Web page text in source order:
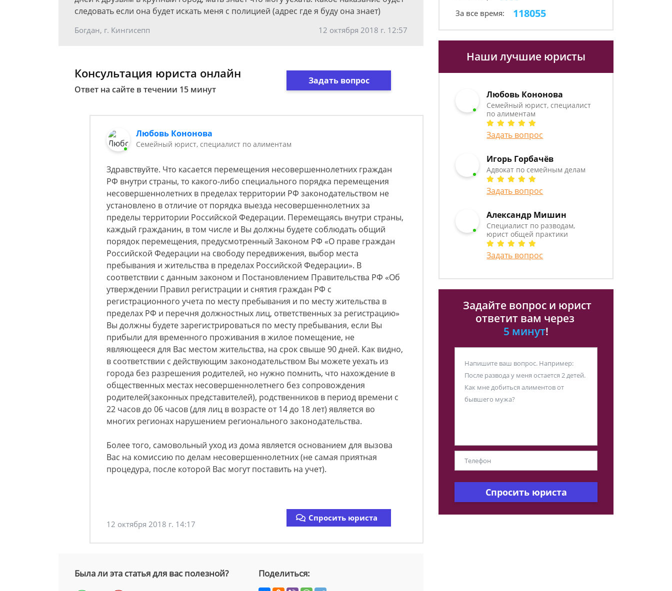
следовать если она будет искать меня с полицией (адрес где я буду она знает)
Богдан, г. Кингисепп 12 октября 2018 г. 12:57
Консультация юриста онлайн
Ответ на сайте в течении 15 минут
Задать вопрос
Любовь Кононова
Семейный юрист, специалист по алиментам
Здравствуйте. Что касается перемещения несовершеннолетних граждан
РФ внутри страны, то какого-либо специального порядка перемещения
несовершеннолетних в пределах территории РФ законодательством не
установлено в отличие от порядка выезда несовершеннолетних за
пределы территории Российской Федерации. Перемещаясь внутри страны,
каждый гражданин, в том числе и Вы должны будете соблюдать общий
порядок перемещения, предусмотренный Законом РФ «О праве граждан
Российской Федерации на свободу передвижения, выбор места
пребывания и жительства в пределах Российской Федерации». В
соответствии с данным законом и Постановлением Правительства РФ «Об
утверждении Правил регистрации и снятия граждан РФ с
регистрационного учета по месту пребывания и по месту жительства в
пределах РФ и перечня должностных лиц, ответственных за регистрацию»
Вы должны будете зарегистрироваться по месту пребывания, если Вы
прибыли для временного проживания в жилое помещение, не
являющееся для Вас местом жительства, на срок свыше 90 дней. Как видно,
в соответствии с действующим законодательством Вы можете уехать из
города без разрешения родителей, но нужно помнить, что нахождение в
общественных местах несовершеннолетнего без сопровождения
родителей(законных представителей), родственников в период времени с
22 часов до 06 часов (для лиц в возрасте от 14 до 18 лет) является во
многих регионах нарушением регионального законодательства.
Более того, самовольный уход из дома является основанием для вызова
Вас на комиссию по делам несовершеннолетних (не самая приятная
процедура, после которой Вас могут поставить на учет).
12 октября 2018 г. 14:17
Спросить юриста
Была ли эта статья для вас полезной? Поделиться:
За все время: 118055
Наши лучшие юристы
Любовь Кононова
Семейный юрист, специалист
по алиментам
Задать вопрос
Игорь Горбачёв
Адвокат по семейным делам
Задать вопрос
Александр Мишин
Специалист по разводам,
юрист общей практики
Задать вопрос
Задайте вопрос и юрист
ответит вам через
5 минут!
Спросить юриста